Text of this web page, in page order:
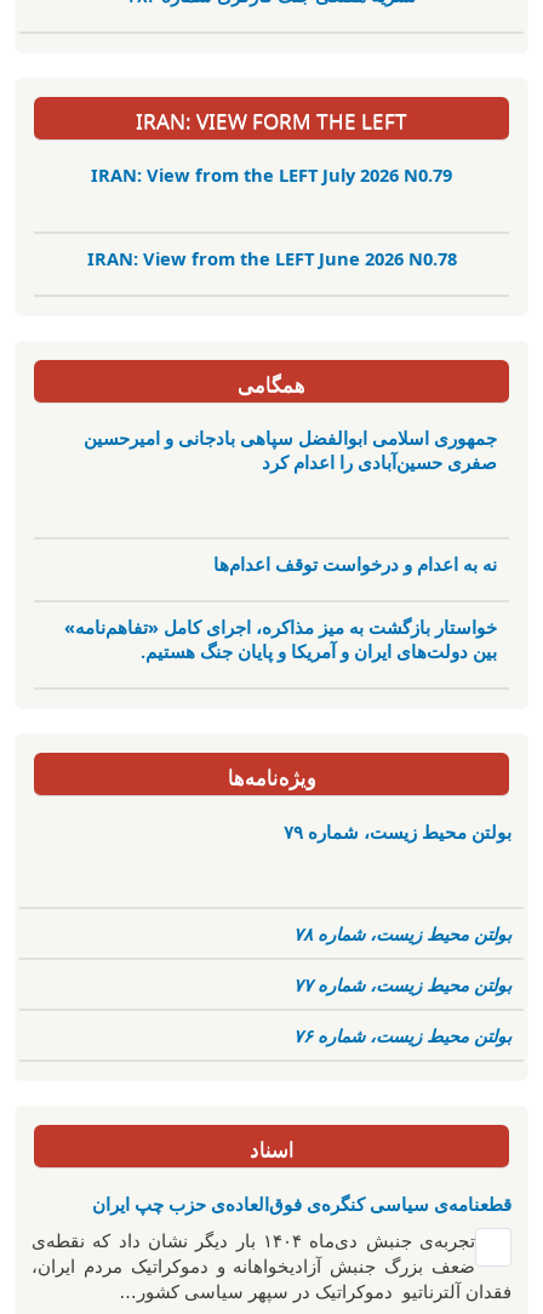
IRAN: VIEW FORM THE LEFT
IRAN: View from the LEFT July 2026 N0.79
IRAN: View from the LEFT June 2026 N0.78
همگامی
جمهوری اسلامی ابوالفضل سپاهی بادجانی و امیرحسین
صفری حسین‌آبادی را اعدام کرد
نه به اعدام و درخواست توقف اعدام‌ها
خواستار بازگشت به میز مذاکره، اجرای کامل «تفاهم‌نامه»
بین دولت‌های ایران و آمریکا و پایان جنگ هستیم.
ویژه‌نامه‌ها
بولتن محیط زیست، شماره ۷۹
بولتن محیط زیست، شماره ۷۸
بولتن محیط زیست، شماره ۷۷
بولتن محیط زیست، شماره ۷۶
اسناد
قطعنامه‌ی سیاسی کنگره‌ی فوق‌العاده‌ی حزب چپ ایران
تجربه‌ی جنبش دی‌ماه ۱۴۰۴ بار دیگر نشان داد که نقطه‌ی
ضعف بزرگ جنبش آزادیخواهانه و دموکراتیک مردم ایران،
فقدان آلترناتیو دموکراتیک در سپهر سیاسی کشور…